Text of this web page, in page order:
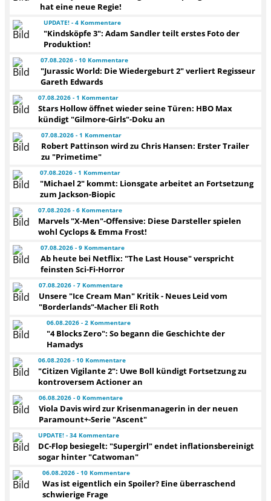
hat eine neue Regie!
UPDATE! - 4 Kommentare
"Kindsköpfe 3": Adam Sandler teilt erstes Foto der
Produktion!
07.08.2026 - 10 Kommentare
"Jurassic World: Die Wiedergeburt 2" verliert Regisseur
Gareth Edwards
07.08.2026 - 1 Kommentar
Stars Hollow öffnet wieder seine Türen: HBO Max
kündigt "Gilmore-Girls"-Doku an
07.08.2026 - 1 Kommentar
Robert Pattinson wird zu Chris Hansen: Erster Trailer
zu "Primetime"
07.08.2026 - 1 Kommentar
"Michael 2" kommt: Lionsgate arbeitet an Fortsetzung
zum Jackson-Biopic
07.08.2026 - 6 Kommentare
Marvels "X-Men"-Offensive: Diese Darsteller spielen
wohl Cyclops & Emma Frost!
07.08.2026 - 9 Kommentare
Ab heute bei Netflix: "The Last House" verspricht
feinsten Sci-Fi-Horror
07.08.2026 - 7 Kommentare
Unsere "Ice Cream Man" Kritik - Neues Leid vom
"Borderlands"-Macher Eli Roth
06.08.2026 - 2 Kommentare
"4 Blocks Zero": So begann die Geschichte der
Hamadys
06.08.2026 - 10 Kommentare
"Citizen Vigilante 2": Uwe Boll kündigt Fortsetzung zu
kontroversem Actioner an
06.08.2026 - 0 Kommentare
Viola Davis wird zur Krisenmanagerin in der neuen
Paramount+-Serie "Ascent"
UPDATE! - 34 Kommentare
DC-Flop besiegelt: "Supergirl" endet inflationsbereinigt
sogar hinter "Catwoman"
06.08.2026 - 10 Kommentare
Was ist eigentlich ein Spoiler? Eine überraschend
schwierige Frage